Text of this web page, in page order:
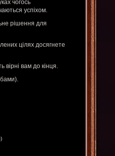
чогось
успіхом.
рішення для
цілях досягнете
вірні вам до кінця.